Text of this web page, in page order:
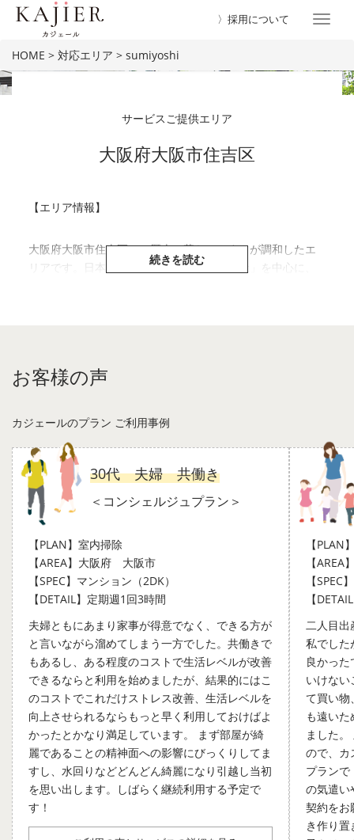
〉採用について
HOME > 対応エリア > sumiyoshi
サービスご提供エリア
大阪府大阪市住吉区
【エリア情報】
大阪府大阪市住吉区は、歴史と暮らしやすさが調和したエ
リアです。日本最古の神社の一つ「住吉大社」を中心に、
代に人気があります。教育環境や医療施設も整っており、
足腰に負担をかけない生活を支える家事代行サービス
年齢を重ねるにつれて、「掃除機をかけるのが大変」「重
い洗濯物を運ぶのがつらい」など、日常の家事が徐々に負
担に感じられることは少なくありません。そんな時に頼れ
るのが、家事代行サービスです。身体への負担を軽減しな
がら、快適な生活空間を維持できる点が注目されていま
特に、関西エリアで多くの支持を集めるカジェール
（KAJIER）の家事代行サービスは、高齢者や体力に不安を
感じる方にも優しいサポートが特長です。利用者一人ひと
りの生活リズムに合わせて、無理のない家事サポートを提
供しています。
カジェールの家事代行サービスが選ばれる理由
・掃除・洗濯・片付け・買い物など、日常生活を幅広くサ
ポート
お客様の声
カジェールのプラン ご利用事例
30代 夫婦 共働き
＜コンシェルジュプラン＞
【PLAN】室内掃除
【AREA】大阪府 大阪市
【SPEC】マンション（2DK）
【DETAIL】定期週1回3時間
夫婦ともにあまり家事が得意でなく、できる方が
と言いながら溜めてしまう一方でした。共働きで
もあるし、ある程度のコストで生活レベルが改善
できるならと利用を始めましたが、結果的にはこ
のコストでこれだけストレス改善、生活レベルを
向上させられるならもっと早く利用しておけばよ
かったとかなり満足しています。 まず部屋が綺
麗であることの精神面への影響にびっくりしてま
すし、水回りなどどんどん綺麗になり引越し当初
を思い出します。しばらく継続利用する予定で
す！
【PLAN
【
【SPEC
【
二人目出
私でした
良かっ
いけない
て買い物
も遠い
ました
ので、カ
プランで
の気遣い
契約をお
き作り